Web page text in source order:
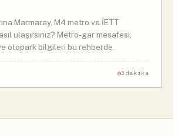
Marmaray, M4 metro ve İETT
ulaşırsınız? Metro-gar mesafesi,
otopark bilgileri bu rehberde.
3dakika